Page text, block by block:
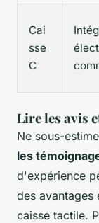
Cai
sse
C
Lire les avis
Ne sous-
les
d'expérience
des avantages
caisse tactile.